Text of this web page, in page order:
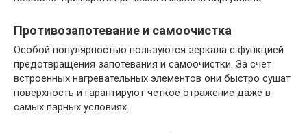
Противозапотевание и самоочистка
Особой популярностью пользуются зеркала с функцией
предотвращения запотевания и самоочистки. За счет
встроенных нагревательных элементов они быстро сушат
поверхность и гарантируют четкое отражение даже в
самых парных условиях.